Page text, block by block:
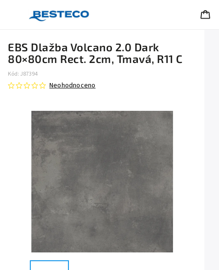
EBS Dlažba Volcano 2.0 Dark
80×80cm Rect. 2cm, Tmavá, R11 C
Kód: J87394
Neohodnoceno